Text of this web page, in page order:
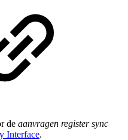
de aanvragen register sync
Interface.